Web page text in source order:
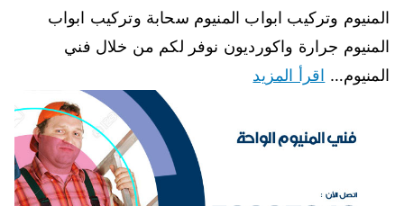
المنيوم وتركيب ابواب المنيوم سحابة وتركيب ابواب
المنيوم جرارة واكورديون نوفر لكم من خلال فني
المنيوم… اقرأ المزيد